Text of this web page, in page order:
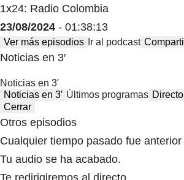
1x24: Radio Colombia
23/08/2024 - 01:38:13
Ver más episodios Ir al podcast
Noticias en 3′
Noticias en 3′
Noticias en 3′ Últimos programas Directo
Cerrar
Otros episodios
Cualquier tiempo pasado fue anterior
Tu audio se ha acabado.